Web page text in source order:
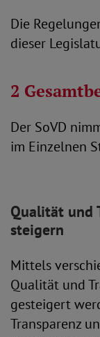
Die
dieser
2
Der SoVD
im Einzelnen
Qualität und
steigern
Mittels
Qualität und
gesteigert
Transparenz